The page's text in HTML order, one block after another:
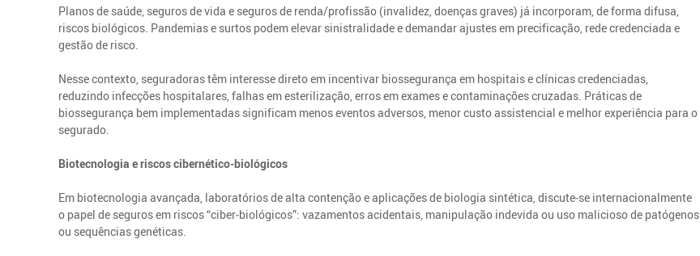
Planos de saúde, seguros de vida e seguros de renda/profissão (invalidez, doenças graves) já incorporam, de forma difusa,
riscos biológicos. Pandemias e surtos podem elevar sinistralidade e demandar ajustes em precificação, rede credenciada e
gestão de risco.
Nesse contexto, seguradoras têm interesse direto em incentivar biossegurança em hospitais e clínicas credenciadas,
reduzindo infecções hospitalares, falhas em esterilização, erros em exames e contaminações cruzadas. Práticas de
biossegurança bem implementadas significam menos eventos adversos, menor custo assistencial e melhor experiência para o
segurado.
Biotecnologia e riscos cibernético‑biológicos
Em biotecnologia avançada, laboratórios de alta contenção e aplicações de biologia sintética, discute‑se internacionalmente
o papel de seguros em riscos “ciber‑biológicos”: vazamentos acidentais, manipulação indevida ou uso malicioso de patógenos
ou sequências genéticas.